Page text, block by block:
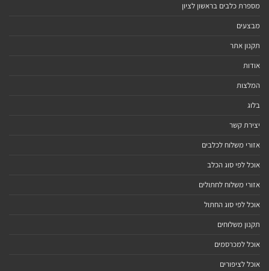
מספרת כלבים בראשון לציון
מבצעים
תקנון אתר
אודות
המלצות
בלוג
יצירת קשר
אזורי משלוח לכלבים
אוכל לפי סוג הכלב
אזורי משלוח לחתולים
אוכל לפי סוג החתול
תקנון משלוחים
אוכל למכרסמים
אוכל לציפורים